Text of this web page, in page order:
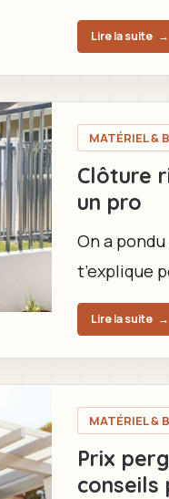
Lire la suite →
MATÉRIEL &
Clôture
un pro
On a
t’explique
Lire la suite →
MATÉRIEL &
Prix
conseils